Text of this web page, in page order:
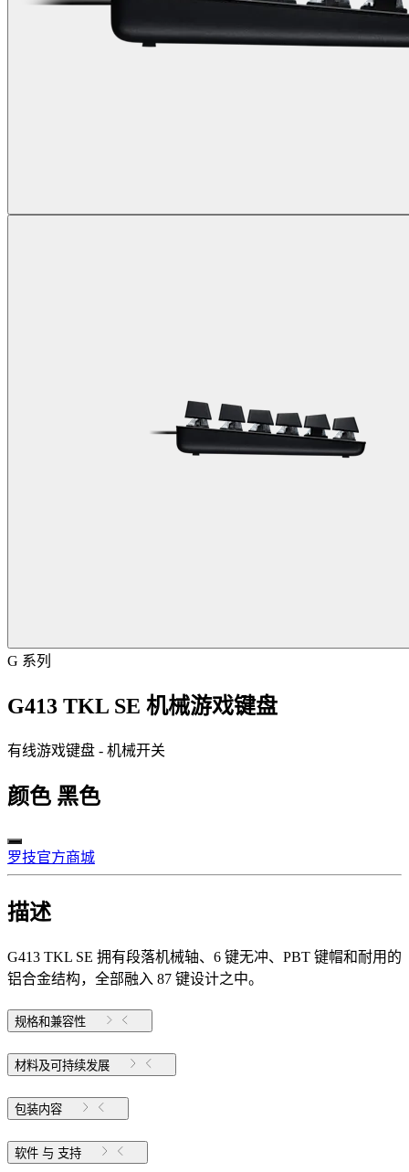
G 系列
G413 TKL SE 机械游戏键盘
有线游戏键盘 - 机械开关
颜色 黑色
罗技官方商城
描述
G413 TKL SE 拥有段落机械轴、6 键无冲、PBT 键帽和耐用的
铝合金结构，全部融入 87 键设计之中。
规格和兼容性
材料及可持续发展
包装内容
软件 与 支持